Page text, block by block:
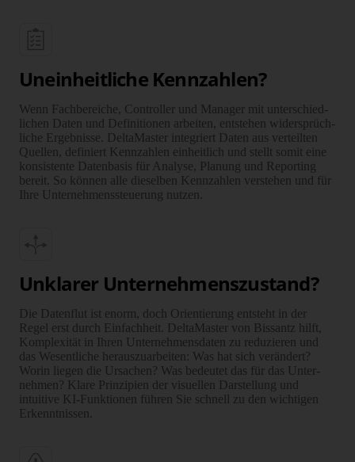
Uneinheitliche Kennzahlen?
Wenn Fachbereiche, Controller und Manager mit unter­schied­
lichen Daten und Defi­ni­tionen arbeiten, entstehen wider­sprüch­
liche Ergebnisse. DeltaMaster inte­griert Daten aus verteilten
Quellen, definiert Kenn­zahlen ein­heit­lich und stellt somit eine
konsis­tente Daten­basis für Analyse, Planung und Reporting
bereit. So können alle dieselben Kenn­zahlen verstehen und für
Ihre Unter­nehmens­steuerung nutzen.
Unklarer Unternehmenszustand?
Die Datenflut ist enorm, doch Orien­tierung entsteht in der
Regel erst durch Einfach­heit. DeltaMaster von Bissantz hilft,
Komplexität in Ihren Unter­nehmens­daten zu redu­zieren und
das Wesent­liche heraus­zu­arbeiten: Was hat sich verändert?
Worin liegen die Ursachen? Was bedeutet das für das Unter­
nehmen? Klare Prinzipien der visuellen Dar­stellung und
intuitive KI-Funktionen führen Sie schnell zu den wichtigen
Erkennt­nissen.